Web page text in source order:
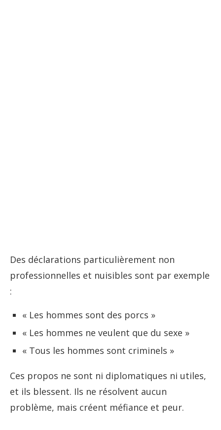
Des déclarations particulièrement non
professionnelles et nuisibles sont par exemple
:
« Les hommes sont des porcs »
« Les hommes ne veulent que du sexe »
« Tous les hommes sont criminels »
Ces propos ne sont ni diplomatiques ni utiles,
et ils blessent. Ils ne résolvent aucun
problème, mais créent méfiance et peur.